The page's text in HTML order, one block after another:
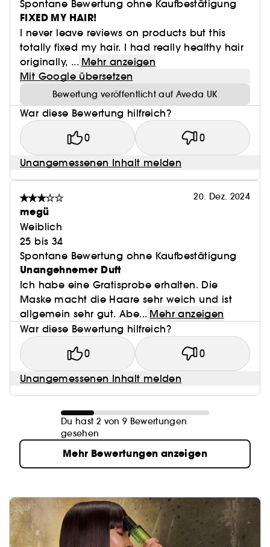
Spontane Bewertung ohne Kaufbestätigung
FIXED MY HAIR!
I never leave reviews on products but this
totally fixed my hair. I had really healthy hair
originally, ... Mehr anzeigen
Mit Google übersetzen
Bewertung veröffentlicht auf Aveda UK
War diese Bewertung hilfreich?
0 0
Unangemessenen Inhalt melden
20. Dez. 2024
megü
Weiblich
25 bis 34
Spontane Bewertung ohne Kaufbestätigung
Unangehnemer Duft
Ich habe eine Gratisprobe erhalten. Die
Maske macht die Haare sehr weich und ist
allgemein sehr gut. Abe... Mehr anzeigen
War diese Bewertung hilfreich?
0 0
Unangemessenen Inhalt melden
Du hast 2 von 9 Bewertungen
gesehen
Mehr Bewertungen anzeigen